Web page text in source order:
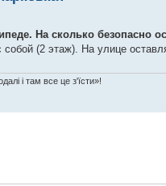
На сколько безопасно
(2 этаж). На улице
і там все це з'їсти»!